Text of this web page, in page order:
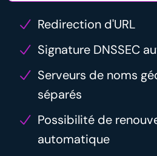
Redirection d'URL
Signature DNSSEC
Serveurs de noms
séparés
Possibilité de
automatique